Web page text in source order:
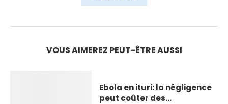
VOUS AIMEREZ PEUT-ÊTRE AUSSI
Ebola en ituri: la négligence
peut coûter des...